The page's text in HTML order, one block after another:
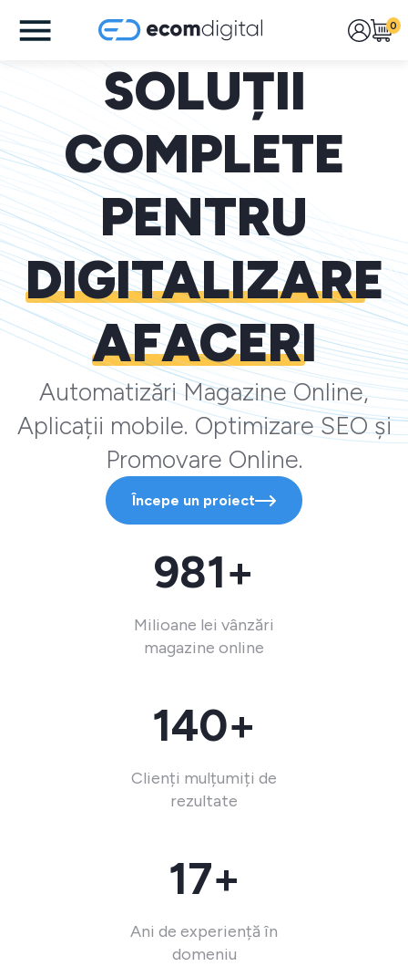
0
SOLUȚII
COMPLETE
PENTRU
DIGITALIZARE
AFACERI
Automatizări Magazine Online,
Aplicații mobile. Optimizare SEO și
Promovare Online.
Începe un proiect
981+
Milioane lei vânzări
magazine online
140+
Clienți mulțumiți de
rezultate
17+
Ani de experiență în
domeniu